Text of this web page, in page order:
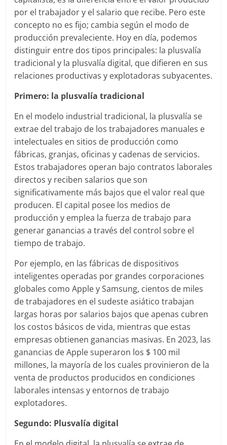
por el trabajador y el salario que recibe. Pero este
concepto no es fijo; cambia según el modo de
producción prevaleciente. Hoy en día, podemos
distinguir entre dos tipos principales: la plusvalía
tradicional y la plusvalía digital, que difieren en sus
relaciones productivas y explotadoras subyacentes.
Primero: la plusvalía tradicional
En el modelo industrial tradicional, la plusvalía se
extrae del trabajo de los trabajadores manuales e
intelectuales en sitios de producción como
fábricas, granjas, oficinas y cadenas de servicios.
Estos trabajadores operan bajo contratos laborales
directos y reciben salarios que son
significativamente más bajos que el valor real que
producen. El capital posee los medios de
producción y emplea la fuerza de trabajo para
generar ganancias a través del control sobre el
tiempo de trabajo.
Por ejemplo, en las fábricas de dispositivos
inteligentes operadas por grandes corporaciones
globales como Apple y Samsung, cientos de miles
de trabajadores en el sudeste asiático trabajan
largas horas por salarios bajos que apenas cubren
los costos básicos de vida, mientras que estas
empresas obtienen ganancias masivas. En 2023, las
ganancias de Apple superaron los $ 100 mil
millones, la mayoría de los cuales provinieron de la
venta de productos producidos en condiciones
laborales intensas y entornos de trabajo
explotadores.
Segundo: Plusvalía digital